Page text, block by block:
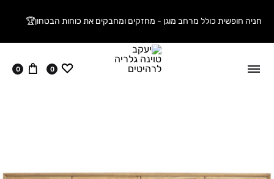
חניה חופשית כולל מרחב מוגן - מחזקים ומחבקים את כוחות הבטחון🏆
ווישליסט
0 עגלה
0